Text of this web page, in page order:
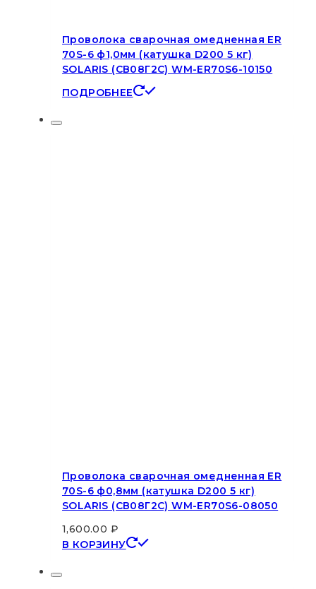
Проволока сварочная омедненная ER
70S-6 ф1,0мм (катушка D200 5 кг)
SOLARIS (СВ08Г2С) WM-ER70S6-10150
ПОДРОБНЕЕ
Проволока сварочная омедненная ER
70S-6 ф0,8мм (катушка D200 5 кг)
SOLARIS (СВ08Г2С) WM-ER70S6-08050
1,600.00 ₽
В КОРЗИНУ